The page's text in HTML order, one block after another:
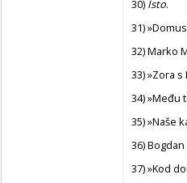
30) Isto.
31)
32)Marko
33)»Zora s
34)»Među
35)»Naše
36)Bogdan
37)»Kod